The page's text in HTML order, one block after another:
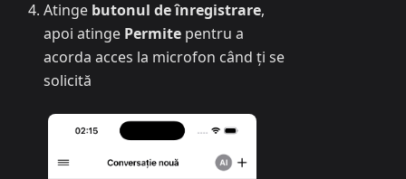
Atinge butonul de înregistrare,
apoi atinge Permite pentru a
acorda acces la microfon când ți se
solicită